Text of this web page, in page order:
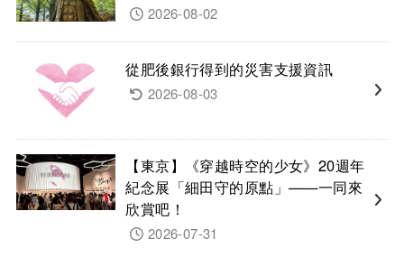
2026-08-02
從肥後銀行得到的災害支援資訊
2026-08-03
【東京】《穿越時空的少女》20週年
紀念展「細田守的原點」——一同來
欣賞吧！
2026-07-31